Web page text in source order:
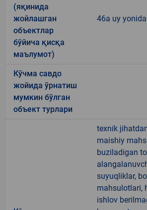
(яқинида
жойлашган
объектлар
бўйича қисқа
маълумот)
46a uy yonida
Кўчма савдо
жойида ўрнатиш
мумкин бўлган
объект турлари
texnik
maishiy
buziladigan
suyuqliklar,
mahsulotlari,
ishlov